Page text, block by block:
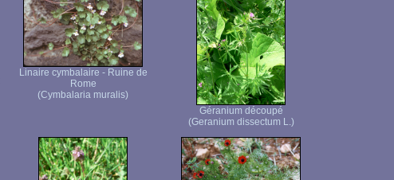
Linaire cymbalaire - Ruine de
Rome
(Cymbalaria muralis)
Géranium découpé
(Geranium dissectum L.)